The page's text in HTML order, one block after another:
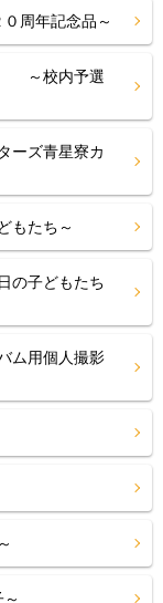
周年記念品～
～校内予選
ーズ青星寮カ
もたち～
の子どもたち
用個人撮影